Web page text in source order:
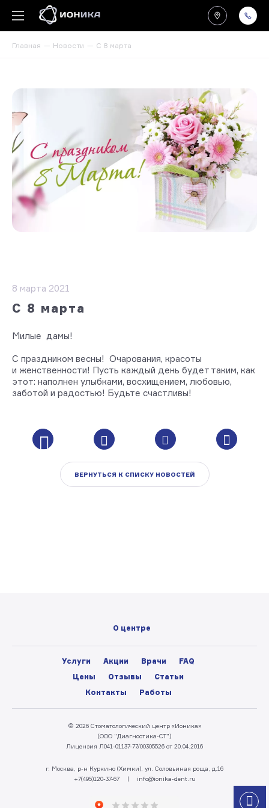
Главная Новости С 8 марта
8 марта 2021
С 8 марта
Милые дамы!
С праздником весны! Очарования, красоты
и женственности! Пусть каждый день будет таким, как
этот: наполнен улыбками, восхищением, любовью,
заботой и радостью! Будьте счастливы!
ВЕРНУТЬСЯ К СПИСКУ НОВОСТЕЙ
О центре
Услуги Акции Врачи
FAQ
Цены
Отзывы
Статьи
Контакты
Работы
© 2026 Стоматологический центр «Ионика»
(ООО "Диагностика-СТ")
Лицензия Л041-01137-77/00305526 от 20.04.2016
г. Москва, р-н Куркино (Химки), ул. Соловьиная роща, д.16
+7(495)120-37-67
| info@ionika-dent.ru